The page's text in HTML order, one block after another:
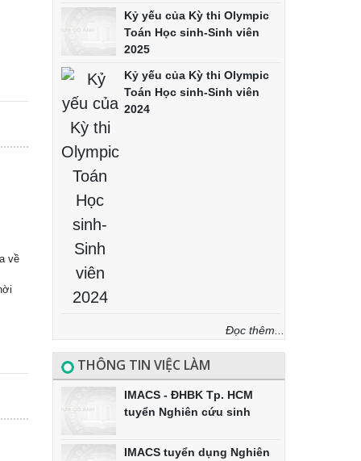
về
Kỷ yếu của Kỳ thi Olympic
Toán Học sinh-Sinh viên
2025
Kỷ yếu của Kỳ thi Olympic
Toán Học sinh-Sinh viên
2024
Đọc thêm...
THÔNG TIN VIỆC LÀM
IMACS - ĐHBK Tp. HCM
tuyển Nghiên cứu sinh
IMACS tuyển dụng Nghiên